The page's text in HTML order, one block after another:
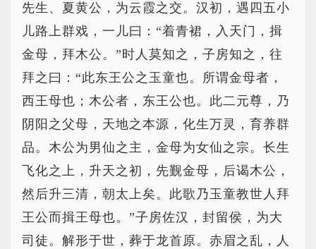
先生、夏黄公，为云霞之交。汉初，遇四五小
儿路上群戏，一儿曰：“着青裙，入天门，揖
金母，拜木公。”时人莫知之，子房知之，往
拜之曰：“此东王公之玉童也。所谓金母者，
西王母也；木公者，东王公也。此二元尊，乃
阴阳之父母，天地之本源，化生万灵，育养群
品。木公为男仙之主，金母为女仙之宗。长生
飞化之上，升天之初，先觐金母，后谒木公，
然后升三清，朝太上矣。此歌乃玉童教世人拜
王公而揖王母也。”子房佐汉，封留侯，为大
司徒。解形于世，葬于龙首原。赤眉之乱，人